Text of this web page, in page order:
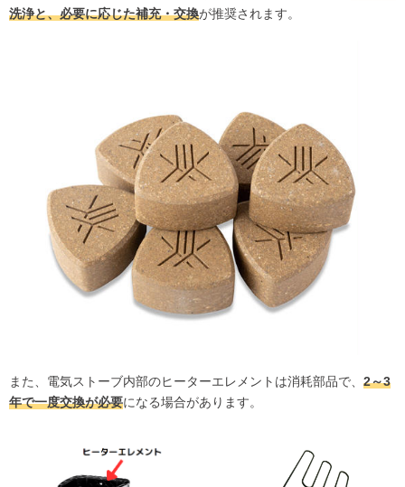
洗浄と、必要に応じた補充・交換が推奨されます。
また、電気ストーブ内部のヒーターエレメントは消耗部品で、 2～3
年で一度交換が必要になる場合があります。